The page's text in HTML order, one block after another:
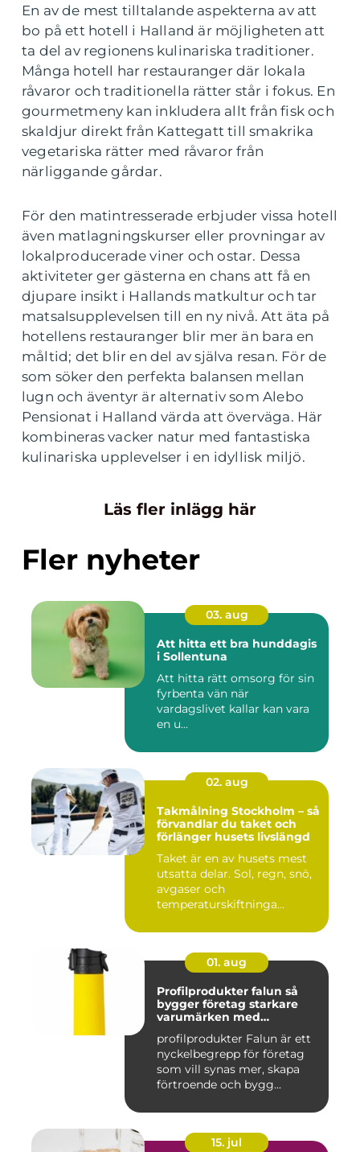
En av de mest tilltalande aspekterna av att
bo på ett hotell i Halland är möjligheten att
ta del av regionens kulinariska traditioner.
Många hotell har restauranger där lokala
råvaror och traditionella rätter står i fokus. En
gourmetmeny kan inkludera allt från fisk och
skaldjur direkt från Kattegatt till smakrika
vegetariska rätter med råvaror från
närliggande gårdar.
För den matintresserade erbjuder vissa hotell
även matlagningskurser eller provningar av
lokalproducerade viner och ostar. Dessa
aktiviteter ger gästerna en chans att få en
djupare insikt i Hallands matkultur och tar
matsalsupplevelsen till en ny nivå. Att äta på
hotellens restauranger blir mer än bara en
måltid; det blir en del av själva resan. För de
som söker den perfekta balansen mellan
lugn och äventyr är alternativ som Alebo
Pensionat i Halland värda att överväga. Här
kombineras vacker natur med fantastiska
kulinariska upplevelser i en idyllisk miljö.
Läs fler inlägg här
Fler nyheter
03. aug
Att hitta ett bra hunddagis
i Sollentuna
Att hitta rätt omsorg för sin
fyrbenta vän när
vardagslivet kallar kan vara
en u...
02. aug
Takmålning Stockholm – så
förvandlar du taket och
förlänger husets livslängd
Taket är en av husets mest
utsatta delar. Sol, regn, snö,
avgaser och
temperaturskiftninga...
01. aug
Profilprodukter falun så
bygger företag starkare
varumärken med
profilprodukter Falun är ett
nyckelbegrepp för företag
som vill synas mer, skapa
förtroende och bygg...
15. jul